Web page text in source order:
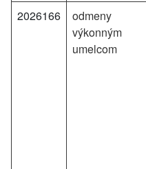
2026166
odmeny
výkonným
umelcom